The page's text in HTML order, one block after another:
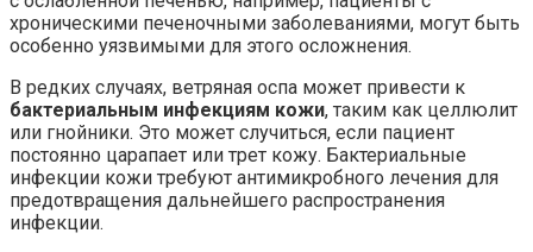
хроническими печеночными заболеваниями, могут быть
особенно уязвимыми для этого осложнения.
В редких случаях, ветряная оспа может привести к
бактериальным инфекциям кожи, таким как целлюлит
или гнойники. Это может случиться, если пациент
постоянно царапает или трет кожу. Бактериальные
инфекции кожи требуют антимикробного лечения для
предотвращения дальнейшего распространения
инфекции.